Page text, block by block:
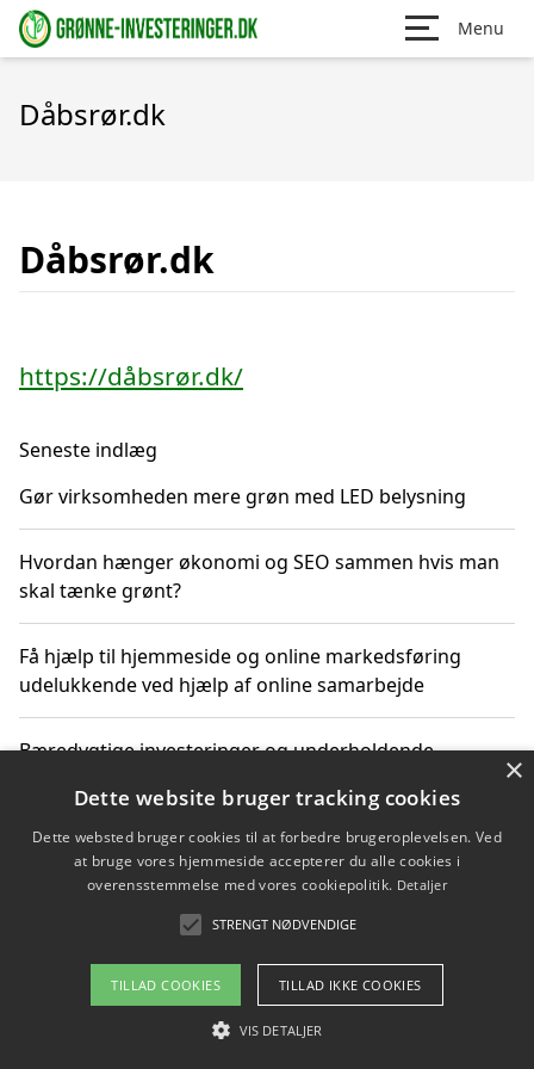
Menu
Dåbsrør.dk
Dåbsrør.dk
https://dåbsrør.dk/
Seneste indlæg
Gør virksomheden mere grøn med LED belysning
Hvordan hænger økonomi og SEO sammen hvis man
skal tænke grønt?
Få hjælp til hjemmeside og online markedsføring
udelukkende ved hjælp af online samarbejde
Bæredygtige investeringer og underholdende
Sådan kan online møder for virksomheder fremme
grønne investeringer
Copyright 2026 - Pilanto Aps
Om / kontakt
×
Dette website bruger tracking cookies
Dette websted bruger cookies til at forbedre brugeroplevelsen. Ved
at bruge vores hjemmeside accepterer du alle cookies i
overensstemmelse med vores cookiepolitik. Detaljer
STRENGT NØDVENDIGE
TILLAD COOKIES TILLAD IKKE COOKIES
VIS DETALJER